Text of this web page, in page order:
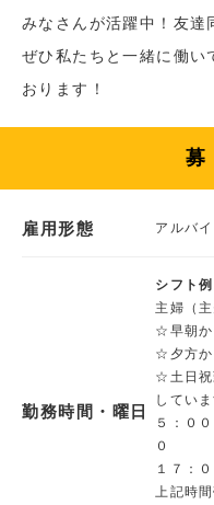
みなさんが活躍中！友達
ぜひ私たちと一緒に働い
おります！
雇用形態 アルバ
勤務時間・曜日
シフト
主婦（
☆早朝か
☆夕方か
☆土日祝
していま
５：０
０
１７：
上記時